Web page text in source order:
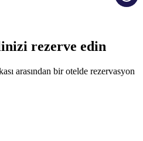
rezerve edin
arasından bir otelde rezervasyon